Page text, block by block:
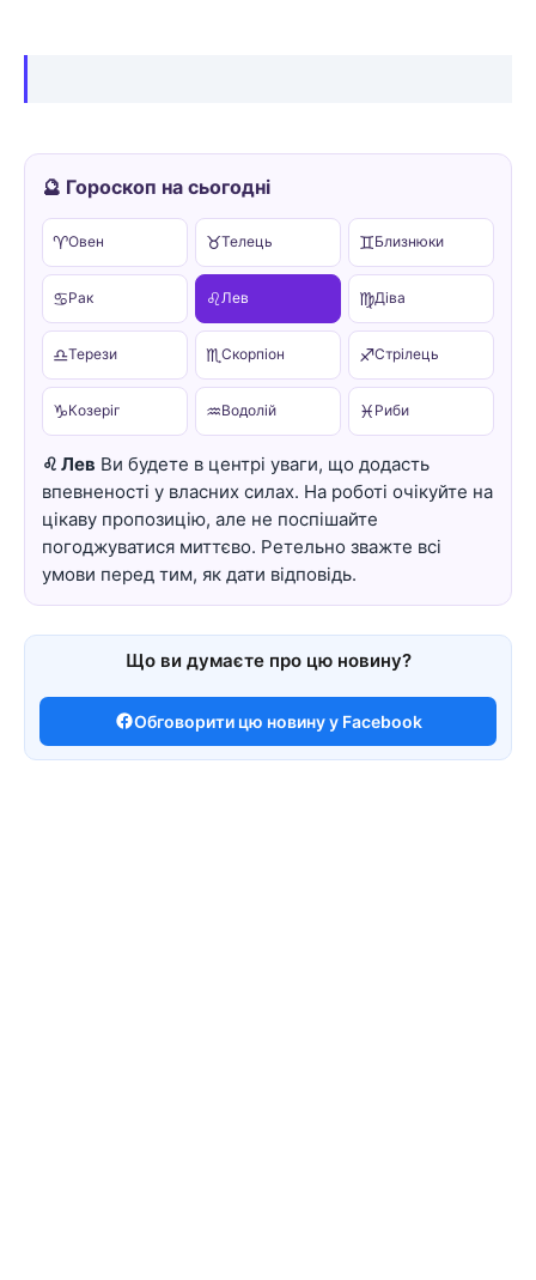
🔮 Гороскоп на сьогодні
♈Овен ♉Телець ♊Близнюки
♋Рак ♌Лев ♍Діва
♎Терези ♏ Скорпіон ♐Стрілець
♑Козеріг ♒Водолій ♓ Риби
♌ Лев Ви будете в центрі уваги, що додасть
впевненості у власних силах. На роботі очікуйте на
цікаву пропозицію, але не поспішайте
погоджуватися миттєво. Ретельно зважте всі
умови перед тим, як дати відповідь.
Що ви думаєте про цю новину?
Обговорити цю новину у Facebook